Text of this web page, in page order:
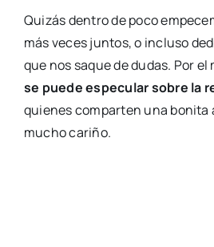
Quizás dentro de poco
más veces juntos, o incluso
que nos saque de dudas. Por el
se puede especular sobre la
quienes comparten una bonita
mucho cariño.